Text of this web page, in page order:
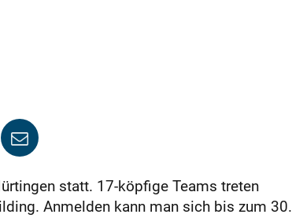
statt. 17-köpfige Teams treten
Anmelden kann man sich bis zum 30.